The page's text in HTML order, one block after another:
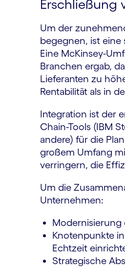
Erschließung
Um der
begegnen, ist eine
Eine McKinsey-
Branchen ergab,
Lieferanten zu
Rentabilität als in
Integration ist der
Chain-Tools (IBM
andere) für die
großem Umfang
verringern, die
Um die
Unternehmen:
Modernisierung
Knotenpunkte
Echtzeit
Strategische